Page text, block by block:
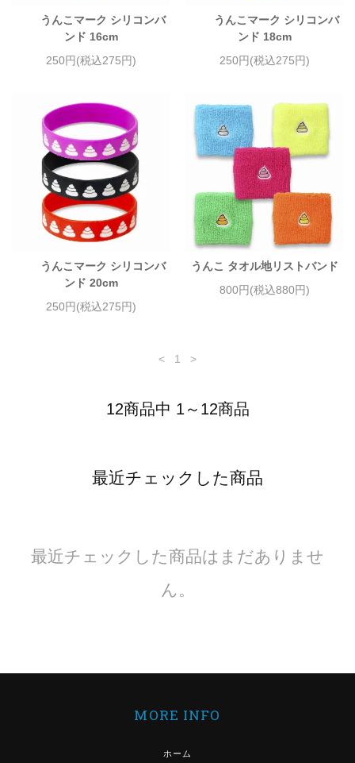
うんこマーク シリコンバ
ンド 16cm
250円(税込275円)
うんこマーク シリコンバ
ンド 18cm
250円(税込275円)
うんこマーク シリコンバ
ンド 20cm
250円(税込275円)
うんこ タオル地リストバンド
800円(税込880円)
< 1 >
12商品中 1～12商品
最近チェックした商品
最近チェックした商品はまだありませ
ん。
MORE INFO
ホーム